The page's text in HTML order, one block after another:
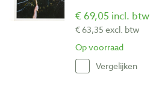
€ 69,05 incl. btw
€ 63,35 excl. btw
Op voorraad
Vergelijken